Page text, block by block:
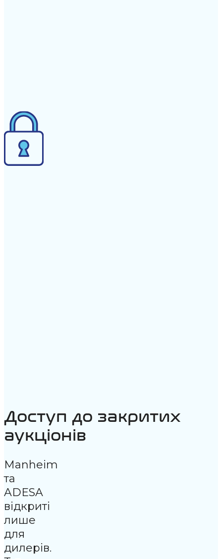
Доступ до закритих
аукціонів
Manheim
та
ADESA
відкриті
лише
для
дилерів.